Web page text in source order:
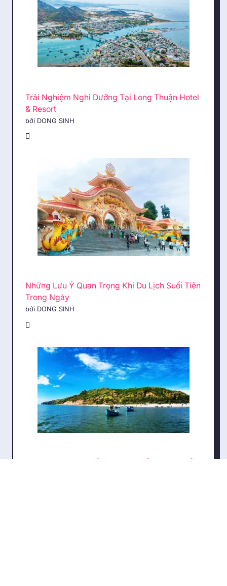
Trải Nghiệm Nghỉ Dưỡng Tại Long Thuận Hotel
& Resort
bởi DONG SINH
Những Lưu Ý Quan Trọng Khi Du Lịch Suối Tiên
Trong Ngày
bởi DONG SINH